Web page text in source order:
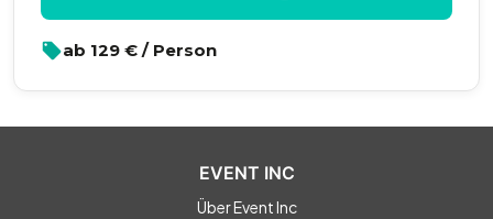
ab 129 € / Person
EVENT INC
Über Event Inc